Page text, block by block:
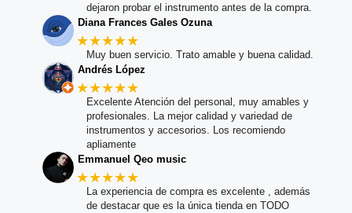
dejaron probar el instrumento antes de la compra.
Diana Frances Gales Ozuna
★★★★★
Muy buen servicio. Trato amable y buena calidad.
Andrés López
★★★★★
Excelente Atención del personal, muy amables y
profesionales. La mejor calidad y variedad de
instrumentos y accesorios. Los recomiendo
apliamente
Emmanuel Qeo music
★★★★★
La experiencia de compra es excelente , además
de destacar que es la única tienda en TODO